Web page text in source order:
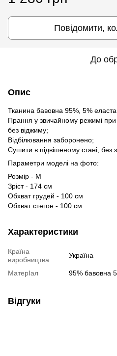
Повідомити,
До
Опис
Тканина бавовна 95%, 5%
Прання у звичайному режимі
без віджиму;
Відбілювання заборонено;
Сушити в підвішеному стані, без
Параметри моделі на фото:
Розмір - М
Зріст - 174 см
Обхват грудей - 100 см
Обхват стегон - 100 см
Характеристики
Країна
виробництва
Україна
МатерІал 95% бавовна
Відгуки